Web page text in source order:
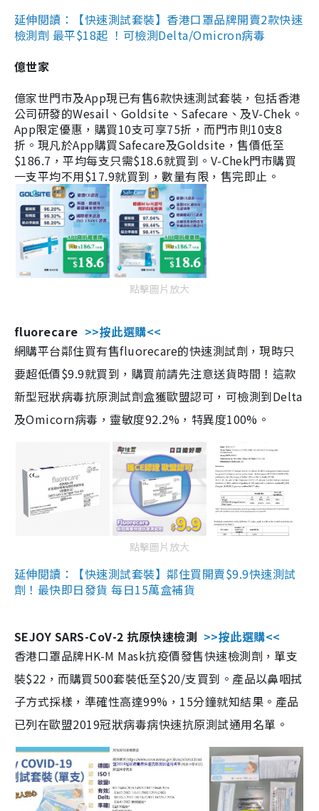
延伸閱讀：【快速測試套裝】香港口罩品牌開賣2款快速
檢測劑 最平$18起 ！可檢測Delta/Omicron病毒
億世家
億家世門市及App現已有售6款快速測試套裝，包括香港
公司研發的Wesail、Goldsite、Safecare、及V-Chek。
App限定優惠，購買10支可享75折，而門市則10支8
折。現凡於App購買Safecare及Goldsite，售價低至
$186.7，平均每支只需$18.6就買到。V-Chek門市購買
一支平均不用$17.9就買到，數量有限，售完即止。
點擊圖片放大
fluorecare >>按此選購<<
網購平台鄰住買有售fluorecare的快速測試劑，現時只
要超低價$9.9就買到，購買前請先注意送貨時間！這款
新型冠狀病毒抗原測試劑盒獲歐盟認可，可檢測到Delta
及Omicorn病毒，靈敏度92.2%，特異度100%。
點擊圖片放大
延伸閱讀：【快速測試套裝】鄰住買開賣$9.9快速測試
劑！最快即日發貨 每日15萬盒補貨
SEJOY SARS-CoV-2 抗原快速檢測 >>按此選購<<
香港口罩品牌HK-M Mask抗疫價發售快速檢測劑，單支
裝$22，而購買500套裝低至$20/支買到。產品以鼻咽拭
子方式採樣，準確性高達99%，15分鐘就知結果。產品
已列在歐盟2019冠狀病毒病快速抗原測試通用名單。